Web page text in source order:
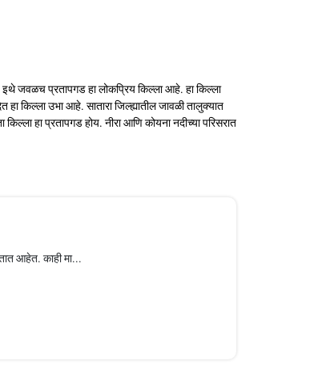
इथे जवळच प्रतापगड हा लोकप्रिय किल्ला आहे. हा किल्ला
हा किल्ला उभा आहे. सातारा जिल्ह्यातील जावळी तालुक्यात
हा प्रतापगड होय. नीरा आणि कोयना नदीच्या परिसरात
आहेत. काही मा...